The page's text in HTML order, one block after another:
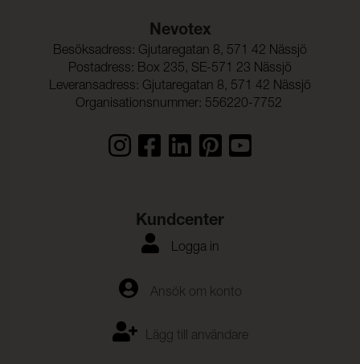
Nevotex
Besöksadress: Gjutaregatan 8, 571 42 Nässjö
Postadress: Box 235, SE-571 23 Nässjö
Leveransadress: Gjutaregatan 8, 571 42 Nässjö
Organisationsnummer: 556220-7752
Kundcenter
Logga in
Ansök om konto
Lägg till användare